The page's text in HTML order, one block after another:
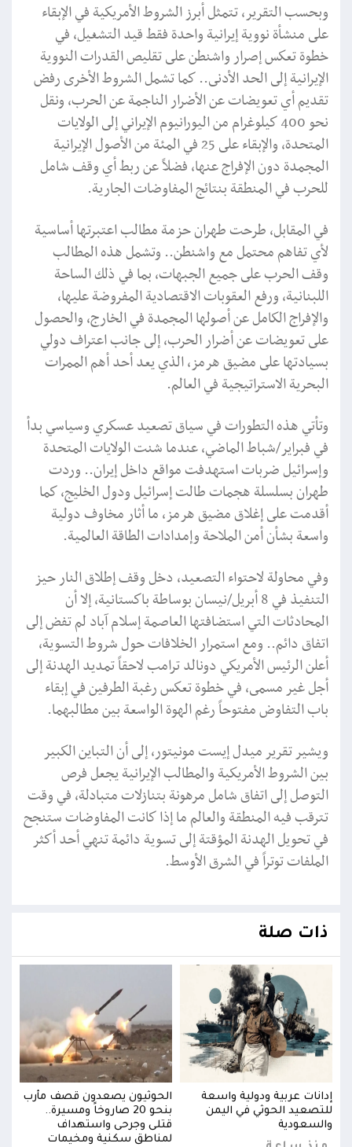
وبحسب التقرير، تتمثل أبرز الشروط الأمريكية في الإبقاء
على منشأة نووية إيرانية واحدة فقط قيد التشغيل، في
خطوة تعكس إصرار واشنطن على تقليص القدرات النووية
الإيرانية إلى الحد الأدنى.. كما تشمل الشروط الأخرى رفض
تقديم أي تعويضات عن الأضرار الناجمة عن الحرب، ونقل
نحو 400 كيلوغرام من اليورانيوم الإيراني إلى الولايات
المتحدة، والإبقاء على 25 في المئة من الأصول الإيرانية
المجمدة دون الإفراج عنها، فضلاً عن ربط أي وقف شامل
للحرب في المنطقة بنتائج المفاوضات الجارية.
في المقابل، طرحت طهران حزمة مطالب اعتبرتها أساسية
لأي تفاهم محتمل مع واشنطن.. وتشمل هذه المطالب
وقف الحرب على جميع الجبهات، بما في ذلك الساحة
اللبنانية، ورفع العقوبات الاقتصادية المفروضة عليها،
والإفراج الكامل عن أصولها المجمدة في الخارج، والحصول
على تعويضات عن أضرار الحرب، إلى جانب اعتراف دولي
بسيادتها على مضيق هرمز، الذي يعد أحد أهم الممرات
البحرية الاستراتيجية في العالم.
وتأتي هذه التطورات في سياق تصعيد عسكري وسياسي بدأ
في فبراير/شباط الماضي، عندما شنت الولايات المتحدة
وإسرائيل ضربات استهدفت مواقع داخل إيران.. وردت
طهران بسلسلة هجمات طالت إسرائيل ودول الخليج، كما
أقدمت على إغلاق مضيق هرمز، ما أثار مخاوف دولية
واسعة بشأن أمن الملاحة وإمدادات الطاقة العالمية.
وفي محاولة لاحتواء التصعيد، دخل وقف إطلاق النار حيز
التنفيذ في 8 أبريل/نيسان بوساطة باكستانية، إلا أن
المحادثات التي استضافتها العاصمة إسلام آباد لم تفض إلى
اتفاق دائم.. ومع استمرار الخلافات حول شروط التسوية،
أعلن الرئيس الأمريكي دونالد ترامب لاحقاً تمديد الهدنة إلى
أجل غير مسمى، في خطوة تعكس رغبة الطرفين في إبقاء
باب التفاوض مفتوحاً رغم الهوة الواسعة بين مطالبهما.
ويشير تقرير ميدل إيست مونيتور، إلى أن التباين الكبير
بين الشروط الأمريكية والمطالب الإيرانية يجعل فرص
التوصل إلى اتفاق شامل مرهونة بتنازلات متبادلة، في وقت
تترقب فيه المنطقة والعالم ما إذا كانت المفاوضات ستنجح
في تحويل الهدنة المؤقتة إلى تسوية دائمة تنهي أحد أكثر
الملفات توتراً في الشرق الأوسط.
ذات صلة
إدانات عربية ودولية واسعة
للتصعيد الحوثي في اليمن
والسعودية
الحوثيون يصعدون قصف مأرب
بنحو 20 صاروخاً ومسيرة..
قتلى وجرحى واستهداف
لمناطق سكنية ومخيمات